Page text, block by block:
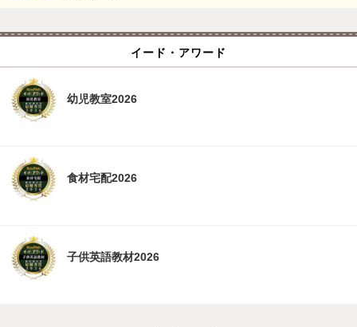
イード・アワード
幼児教室2026
食材宅配2026
子供英語教材2026